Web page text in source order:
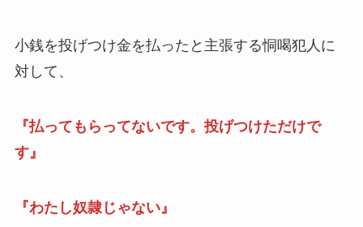
小銭を投げつけ金を払ったと主張する恫喝犯人に
対して、
『払ってもらってないです。投げつけただけで
す』
『わたし奴隷じゃない』